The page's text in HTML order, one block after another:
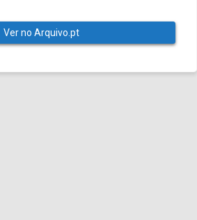
Ver no Arquivo.pt